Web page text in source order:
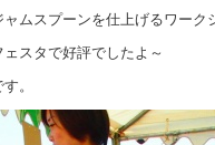
ャムスプーンを仕上げるワーク
スタで好評でしたよ～
。